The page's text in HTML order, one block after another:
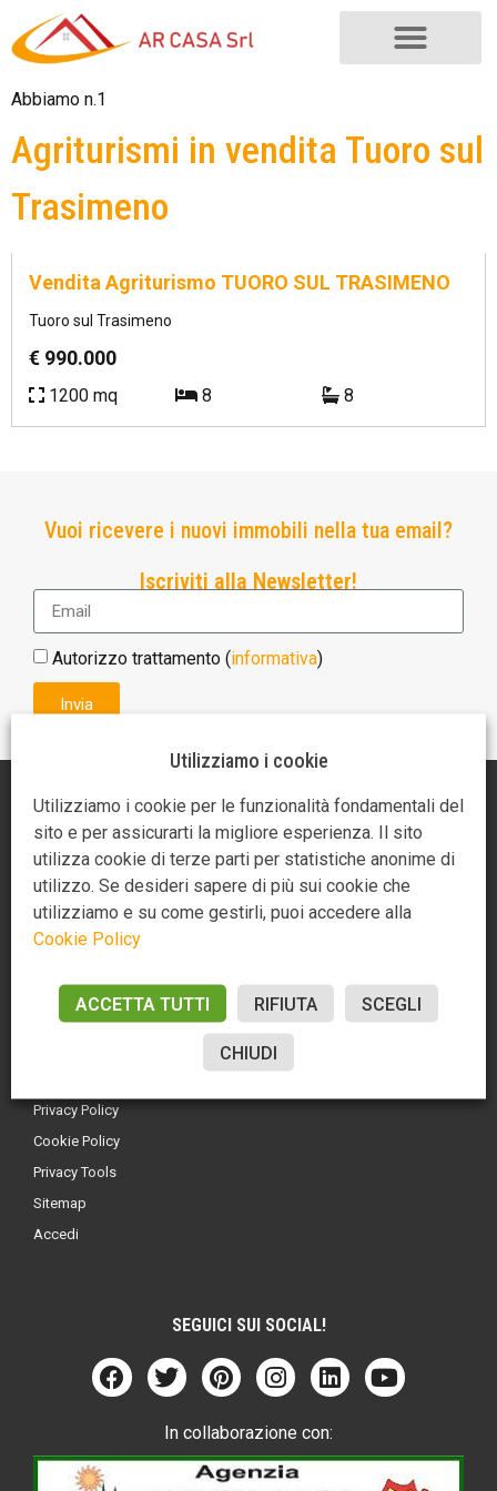
Abbiamo n.1
Agriturismi in vendita Tuoro sul
Trasimeno
Vendita Agriturismo TUORO SUL TRASIMENO
Tuoro sul Trasimeno
€ 990.000
1200 mq 8 8
Vuoi ricevere i nuovi immobili nella tua email?
Iscriviti alla Newsletter!
Autorizzo trattamento (informativa)
Invia
AGENZIA AR CASA
Piazza Giotto 3
52100 Arezzo
0575370721
3275349859
Privacy Policy
Cookie Policy
Privacy Tools
Sitemap
Accedi
SEGUICI SUI SOCIAL!
In collaborazione con:
Utilizziamo i cookie
Utilizziamo i cookie per le funzionalità fondamentali del
sito e per assicurarti la migliore esperienza. Il sito
utilizza cookie di terze parti per statistiche anonime di
utilizzo. Se desideri sapere di più sui cookie che
utilizziamo e su come gestirli, puoi accedere alla
Cookie Policy
ACCETTA TUTTI RIFIUTA SCEGLI
CHIUDI